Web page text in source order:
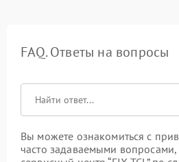
FAQ. Ответы на вопросы
Вы можете ознакомиться с
часто задаваемыми вопросами,